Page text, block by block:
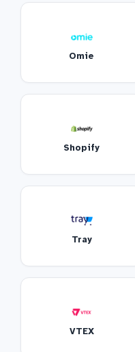
Omie
Shopify
Tray
VTEX